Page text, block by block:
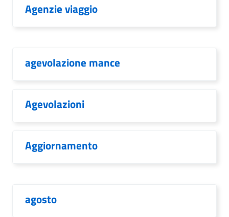
Agenzie viaggio
agevolazione mance
Agevolazioni
Aggiornamento
agosto